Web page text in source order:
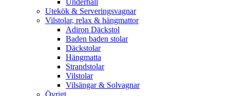
Utekök & Serveringsvagnar
Vilstolar, relax & hängmattor
Adiron Däckstol
Baden baden stolar
Däckstolar
Hängmatta
Strandstolar
Vilstolar
Vilsängar & Solvagnar
Övrigt